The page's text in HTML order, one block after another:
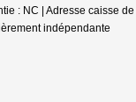
: NC | Adresse caisse
indépendante